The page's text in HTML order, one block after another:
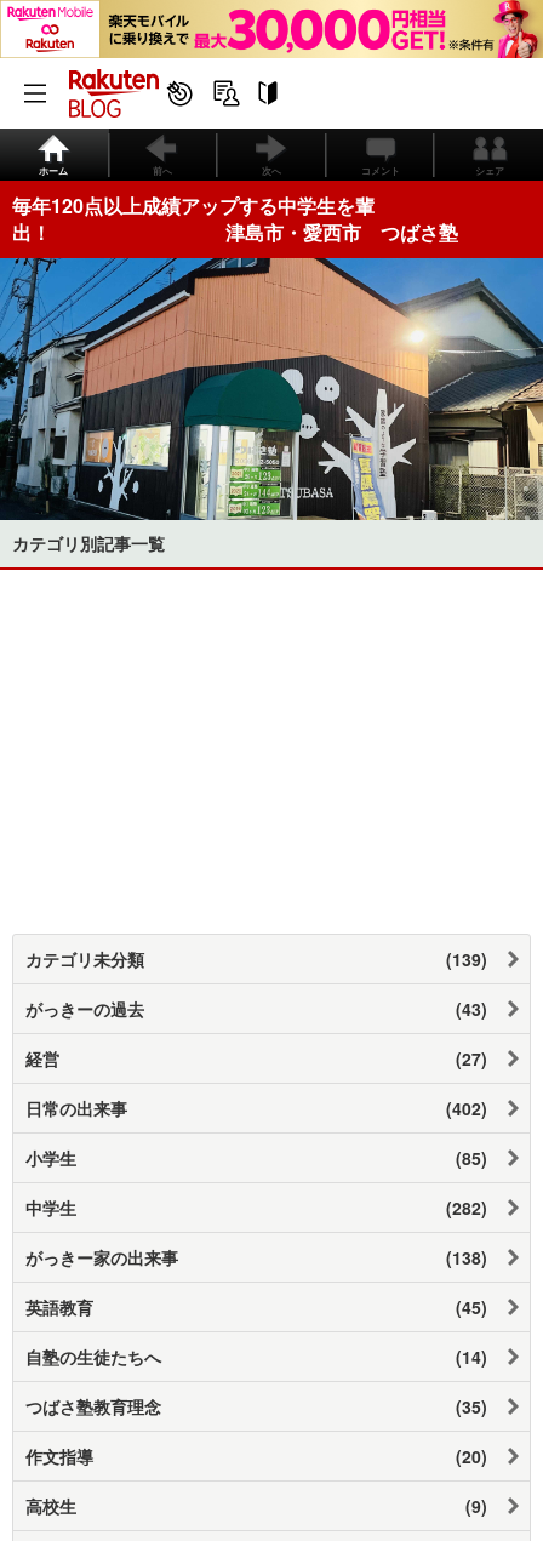
ホーム 前へ 次へ コメント シェア
毎年120点以上成績アップする中学生を輩
出！ 津島市・愛西市 つばさ塾
カテゴリ別記事一覧
カテゴリ未分類 (139)
がっきーの過去 (43)
経営 (27)
日常の出来事 (402)
小学生 (85)
中学生 (282)
がっきー家の出来事 (138)
英語教育 (45)
自塾の生徒たちへ (14)
つばさ塾教育理念 (35)
作文指導 (20)
高校生 (9)